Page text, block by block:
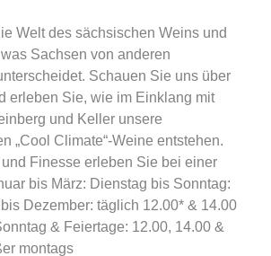
Welt des sächsischen Weins und
Sachsen von anderen
Schauen Sie uns über
erleben Sie, wie im Einklang mit
und Keller unsere
„Cool Climate“-Weine entstehen.
Finesse erleben Sie bei einer
bis März: Dienstag bis Sonntag:
Dezember: täglich 12.00* & 14.00
& Feiertage: 12.00, 14.00 &
montags